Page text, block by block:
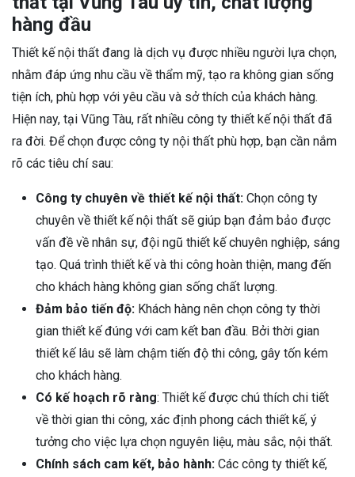
hàng đầu
Thiết kế nội thất đang là dịch vụ được nhiều người lựa chọn,
nhằm đáp ứng nhu cầu về thẩm mỹ, tạo ra không gian sống
tiện ích, phù hợp với yêu cầu và sở thích của khách hàng.
Hiện nay, tại Vũng Tàu, rất nhiều công ty thiết kế nội thất đã
ra đời. Để chọn được công ty nội thất phù hợp, bạn cần nắm
rõ các tiêu chí sau:
Công ty chuyên về thiết kế nội thất: Chọn công ty
chuyên về thiết kế nội thất sẽ giúp bạn đảm bảo được
vấn đề về nhân sự, đội ngũ thiết kế chuyên nghiệp, sáng
tạo. Quá trình thiết kế và thi công hoàn thiện, mang đến
cho khách hàng không gian sống chất lượng.
Đảm bảo tiến độ: Khách hàng nên chọn công ty thời
gian thiết kế đúng với cam kết ban đầu. Bởi thời gian
thiết kế lâu sẽ làm chậm tiến độ thi công, gây tốn kém
cho khách hàng.
Có kế hoạch rõ ràng: Thiết kế được chú thích chi tiết
về thời gian thi công, xác định phong cách thiết kế, ý
tưởng cho việc lựa chọn nguyên liệu, màu sắc, nội thất.
Chính sách cam kết, bảo hành: Các công ty thiết kế,